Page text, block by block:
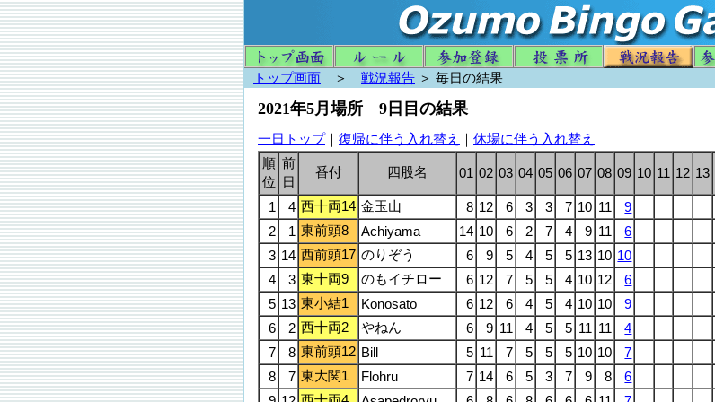
トップ画面 ＞ 戦況報告 ＞ 毎日の結果
2021年5月場所 9日目の結果
一日トップ｜ 復帰に伴う入れ替え ｜ 休場に伴う入れ替え
順
位
前
日
番付 四股名 01 02 03 04 05 06 07 08 09 10 11 12 13
1 4 西十両14 金玉山 8 12 6 3 3 7 10 11 9
2
1 東前頭8 Achiyama 14 10 6 2 7 4 9 11 6
3 14 西前頭17 のりぞう 6 9 5 4 5 5 13 10 10
4
3 東十両9 のもイチロー 6 12 7 5 5 4 10 12 6
5 13 東小結1 Konosato 6 12 6 4 5 4 10 10 9
6
2 西十両2 やねん 6 9 11 4 5 5 11 11 4
7
8 東前頭12 Bill 5 11 7 5 5 5 10 10 7
8
7 東大関1 Flohru 7 14 6 5 3 7 9 8 6